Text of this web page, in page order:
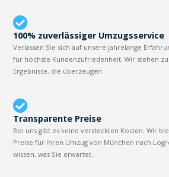
100% zuverlässiger Umzugsservice
Verlassen Sie sich auf unsere jahrelange
für höchste Kundenzufriedenheit. Wir stehen
Ergebnisse, die überzeugen.
Transparente Preise
Bei uns gibt es keine versteckten Kosten. Wir
Preise für Ihren Umzug von München nach
wissen, was Sie erwartet.